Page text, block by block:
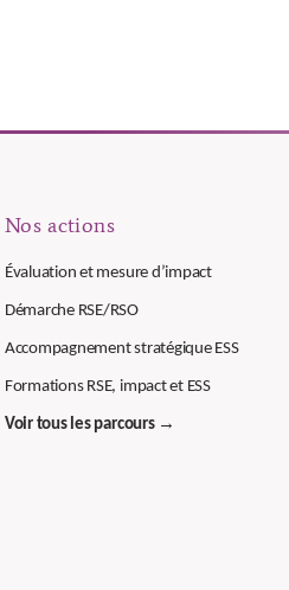
Nos actions
Évaluation et mesure d’impact
Démarche RSE/RSO
Accompagnement stratégique ESS
Formations RSE, impact et ESS
Voir tous les parcours →